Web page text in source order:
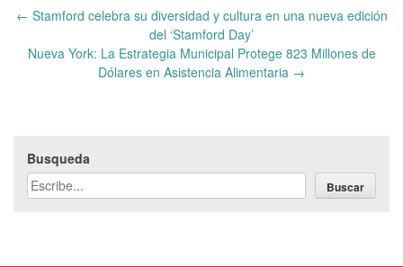
Post
← Stamford celebra su diversidad y cultura en una nueva edición
del ‘Stamford Day’
Nueva York: La Estrategia Municipal Protege 823 Millones de
Dólares en Asistencia Alimentaria →
Busqueda
Buscar